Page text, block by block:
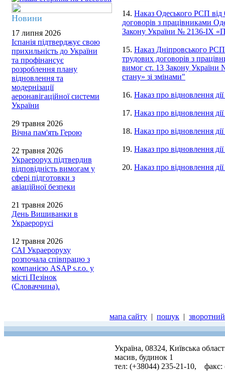
Новини
17 липня 2026
Іспанія підтверджує свою
прихильність до України
та профінансує
розроблення плану
відновлення та
модернізації
аеронавігаційної системи
України
29 травня 2026
Вічна пам'ять Герою
22 травня 2026
Украерорух підтвердив
відповідність вимогам у
сфері підготовки з
авіаційної безпеки
21 травня 2026
День Вишиванки в
Украерорусі
12 травня 2026
САІ Украероруху
розпочала співпрацю з
компанією ASAP s.r.o. у
місті Пезінок
(Словаччина).
14. Наказ Одеського РСП
договорів з працівниками
Закону України № 2136-IX
15. Наказ Дніпровського
трудових договорів з
вимог ст. 13 Закону України
стану» зі змінами"
16. Наказ про відновлення
17. Наказ про відновлення
18. Наказ про відновлення
19. Наказ про відновлення
20. Наказ про відновлення
мапа сайту | пошук |
Україна, 08324, Київська
масив, будинок 1
тел: (+38044) 235-21-10, факс: